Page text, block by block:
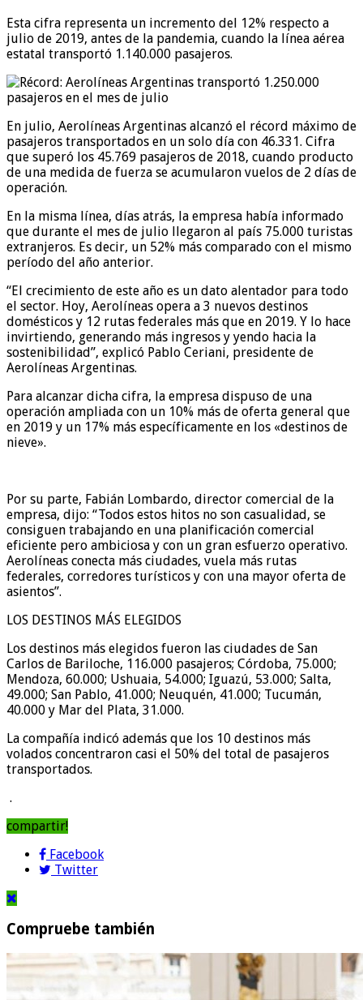
Esta cifra representa un incremento del 12% respecto a
julio de 2019, antes de la pandemia, cuando la línea aérea
estatal transportó 1.140.000 pasajeros.
En julio, Aerolíneas Argentinas alcanzó el récord máximo de
pasajeros transportados en un solo día con 46.331. Cifra
que superó los 45.769 pasajeros de 2018, cuando producto
de una medida de fuerza se acumularon vuelos de 2 días de
operación.
En la misma línea, días atrás, la empresa había informado
que durante el mes de julio llegaron al país 75.000 turistas
extranjeros. Es decir, un 52% más comparado con el mismo
período del año anterior.
“El crecimiento de este año es un dato alentador para todo
el sector. Hoy, Aerolíneas opera a 3 nuevos destinos
domésticos y 12 rutas federales más que en 2019. Y lo hace
invirtiendo, generando más ingresos y yendo hacia la
sostenibilidad”, explicó Pablo Ceriani, presidente de
Aerolíneas Argentinas.
Para alcanzar dicha cifra, la empresa dispuso de una
operación ampliada con un 10% más de oferta general que
en 2019 y un 17% más específicamente en los «destinos de
nieve».
Por su parte, Fabián Lombardo, director comercial de la
empresa, dijo: “Todos estos hitos no son casualidad, se
consiguen trabajando en una planificación comercial
eficiente pero ambiciosa y con un gran esfuerzo operativo.
Aerolíneas conecta más ciudades, vuela más rutas
federales, corredores turísticos y con una mayor oferta de
asientos”.
LOS DESTINOS MÁS ELEGIDOS
Los destinos más elegidos fueron las ciudades de San
Carlos de Bariloche, 116.000 pasajeros; Córdoba, 75.000;
Mendoza, 60.000; Ushuaia, 54.000; Iguazú, 53.000; Salta,
49.000; San Pablo, 41.000; Neuquén, 41.000; Tucumán,
40.000 y Mar del Plata, 31.000.
La compañía indicó además que los 10 destinos más
volados concentraron casi el 50% del total de pasajeros
transportados.
.
compartir!
Facebook
Twitter
Compruebe también